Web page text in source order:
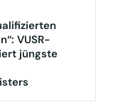
VUSR-
jüngste